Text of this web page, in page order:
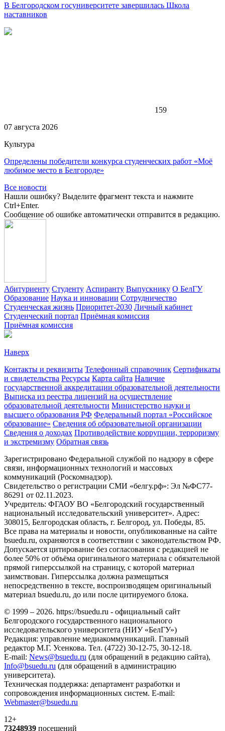
В Белгородском госуниверситете завершилась Школа
наставников
159
07 августа 2026
Культура
Определены победители конкурса студенческих работ «Моё
любимое место в Белгороде»
Все новости
Нашли ошибку? Выделите фрагмент текста и нажмите
Ctrl+Enter.
Сообщение об ошибке автоматически отправится в редакцию.
Абитуриенту Студенту Аспиранту Выпускнику О БелГУ
Образование Наука и инновации Сотрудничество
Студенческая жизнь Приоритет-2030 Личный кабинет
Студенческий портал Приёмная комиссия
Приёмная комиссия
Наверх
Контакты и реквизиты Телефонный справочник Сертификаты
и свидетельства Ресурсы Карта сайта Наличие
государственной аккредитации образовательной деятельности
Выписка из реестра лицензий на осуществление
образовательной деятельности Министерствo науки и
высшего образования РФ Федеральный портал «Российское
образование» Сведения об образовательной организации
Сведения о доходах Противодействие коррупции, терроризму
и экстремизму Обратная связь
Зарегистрировано Федеральной службой по надзору в сфере
связи, информационных технологий и массовых
коммуникаций (Роскомнадзор).
Свидетельство о регистрации СМИ «белгу.рф»: Эл №ФС77-
86291 от 02.11.2023.
Учредитель: ФГАОУ ВО «Белгородский государственный
национальный исследовательский университет». Адрес:
308015, Белгородская область, г. Белгород, ул. Победы, 85.
Все права на материалы и новости, опубликованные на сайте
bsuedu.ru, охраняются в соответствии с законодательством РФ.
Допускается цитирование без согласования с редакцией не
более 50% от объёма оригинального материала с обязательной
прямой гиперссылкой на страницу, с которой материал
заимствован. Гиперссылка должна размещаться
непосредственно в тексте, воспроизводящем оригинальный
материал bsuedu.ru, до или после цитируемого блока.
© 1999 – 2026. https://bsuedu.ru - официальный сайт
Белгородского государственного национального
исследовательского университета (НИУ «БелГУ»)
Редакция: управление медиакоммуникаций. Главный
редактор М.Г. Усенкова. Тел. (4722) 30-12-75, 30-12-18.
E-mail: News@bsuedu.ru (для обращений в редакцию сайта),
Info@bsuedu.ru (для обращений в администрацию
университета).
Техническая поддержка: департамент разработки и
сопровождения информационных систем. E-mail:
Webmaster@bsuedu.ru
12+
73248939 посещений